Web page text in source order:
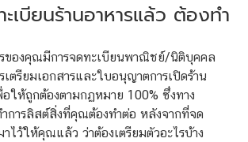
เบียนร้านอาหารแล้ว ต้องทำ
ของคุณมีการจดทะเบียนพาณิชย์/นิติบุคคล
ตรียมเอกสารและใบอนุญาตการเปิดร้าน
ให้ถูกต้องตามกฏหมาย 100% ซึ่งทาง
การลิสต์สิ่งที่คุณต้องทำต่อ หลังจากที่จด
าไว้ให้คุณแล้ว ว่าต้องเตรียมตัวอะไรบ้าง